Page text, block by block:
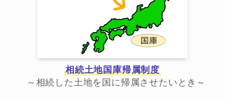
相続土地国庫帰属制度
～相続した土地を国に帰属させたいとき～